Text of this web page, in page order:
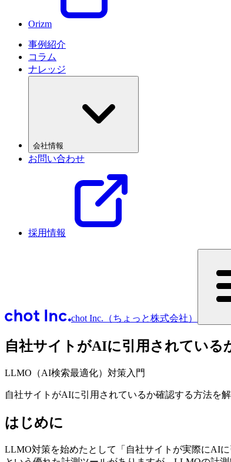
Orizm
事例紹介
コラム
ナレッジ
会社情報
お問い合わせ
採用情報
chot Inc.（ちょっと株式会社）
自社サイトがAIに引用されている
LLMO（AI検索最適化）対策入門
自社サイトがAIに引用されているか確認する方法を
はじめに
LLMO対策を始めたとして「自社サイトが実際にAI